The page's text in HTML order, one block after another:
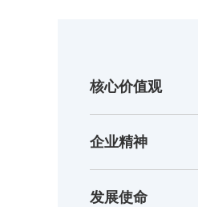
核心价值观
企业精神
发展使命